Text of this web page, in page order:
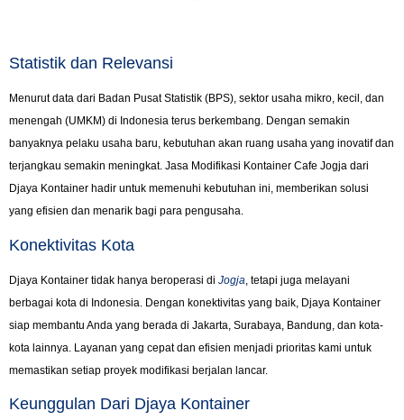
Statistik dan Relevansi
Menurut data dari Badan Pusat Statistik (BPS), sektor usaha mikro, kecil, dan
menengah (UMKM) di Indonesia terus berkembang. Dengan semakin
banyaknya pelaku usaha baru, kebutuhan akan ruang usaha yang inovatif dan
terjangkau semakin meningkat. Jasa Modifikasi Kontainer Cafe Jogja dari
Djaya Kontainer hadir untuk memenuhi kebutuhan ini, memberikan solusi
yang efisien dan menarik bagi para pengusaha.
Konektivitas Kota
Djaya Kontainer tidak hanya beroperasi di Jogja, tetapi juga melayani
berbagai kota di Indonesia. Dengan konektivitas yang baik, Djaya Kontainer
siap membantu Anda yang berada di Jakarta, Surabaya, Bandung, dan kota-
kota lainnya. Layanan yang cepat dan efisien menjadi prioritas kami untuk
memastikan setiap proyek modifikasi berjalan lancar.
Keunggulan Dari Djaya Kontainer